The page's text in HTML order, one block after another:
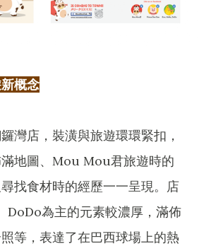
概念
灣店，裝潢與旅遊環環緊扣，
地圖、Mou Mou君旅遊時的
找食材時的經歷一一呈現。店
DoDo為主的元素較濃厚，滿佈
等，表達了在巴西球場上的熱